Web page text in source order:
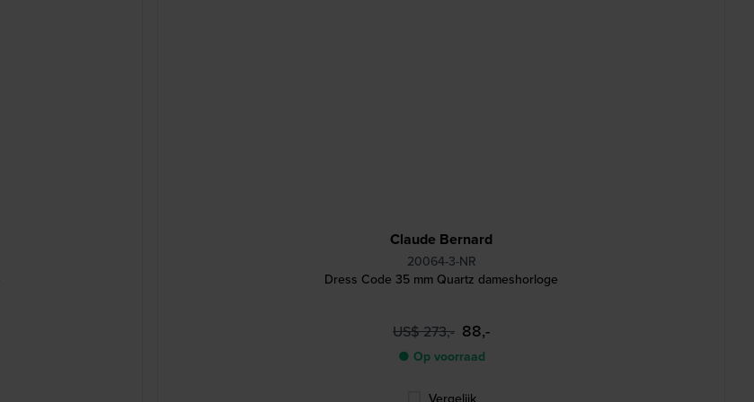
Claude Bernard
20064-3-NR
Dress Code 35 mm Quartz dameshorloge
US$ 273,- 88,-
● Op voorraad
Vergelijk